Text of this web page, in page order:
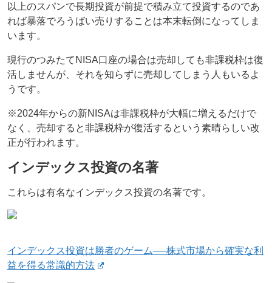
以上のスパンで長期投資が前提で積み立て投資するのであ
れば暴落でろうばい売りすることは本末転倒になってしま
います。
現行のつみたてNISA口座の場合は売却しても非課税枠は復
活しませんが、それを知らずに売却してしまう人もいるよ
うです。
※2024年からの新NISAは非課税枠が大幅に増えるだけで
なく、売却すると非課税枠が復活するという素晴らしい改
正が行われます。
インデックス投資の名著
これらは有名なインデックス投資の名著です。
インデックス投資は勝者のゲーム──株式市場から確実な利
益を得る常識的方法